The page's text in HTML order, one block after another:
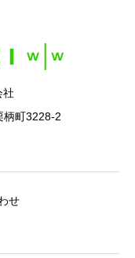
社
町3228-2
せ